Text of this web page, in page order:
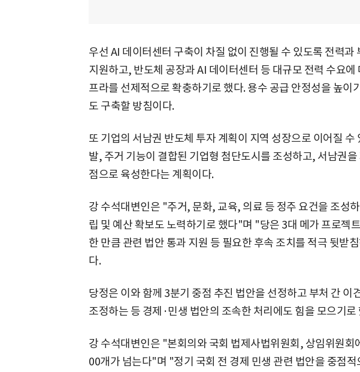
우선 AI 데이터센터 구축이 차질 없이 진행될 수 있도록 전력과
지원하고, 반도체 공장과 AI 데이터센터 등 대규모 전력 수요에
프라를 선제적으로 확충하기로 했다. 용수 공급 안정성을 높이
도 구축할 방침이다.
또 기업의 서남권 반도체 투자 계획이 지역 성장으로 이어질 수
발, 주거 기능이 결합된 기업형 첨단도시를 조성하고, 서남권을
점으로 육성한다는 계획이다.
강 수석대변인은 "주거, 문화, 교육, 의료 등 정주 요건을 조성
립 및 예산 확보도 노력하기로 했다"며 "당은 3대 메가 프로젝
한 만큼 관련 법안 통과 지원 등 필요한 후속 조치를 적극 뒷받
다.
당정은 이와 함께 3분기 중점 추진 법안을 선정하고 부처 간 이
조정하는 등 경제·민생 법안의 조속한 처리에도 힘을 모으기로
강 수석대변인은 "본회의와 국회 법제사법위원회, 상임위원회
00개가 넘는다"며 "정기 국회 전 경제 민생 관련 법안을 중점